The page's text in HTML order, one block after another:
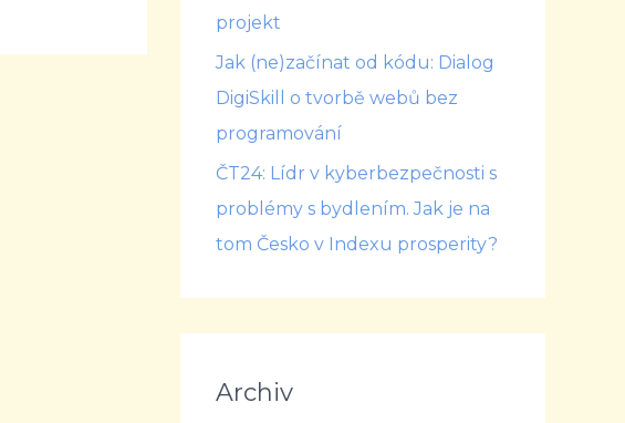
projekt
Jak (ne)začínat od kódu: Dialog
DigiSkill o tvorbě webů bez
programování
ČT24: Lídr v kyberbezpečnosti s
problémy s bydlením. Jak je na
tom Česko v Indexu prosperity?
Archiv